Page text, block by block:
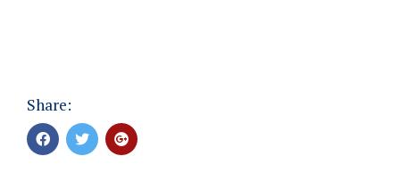
Share: